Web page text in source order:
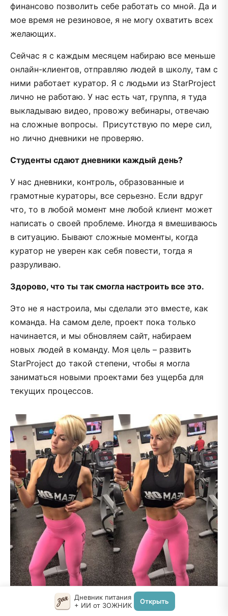
финансово позволить себе работать со мной. Да и
мое время не резиновое, я не могу охватить всех
желающих.
Сейчас я с каждым месяцем набираю все меньше
онлайн-клиентов, отправляю людей в школу, там с
ними работает куратор. Я с людьми из StarProject
лично не работаю. У нас есть чат, группа, я туда
выкладываю видео, провожу вебинары, отвечаю
на сложные вопросы. Присутствую по мере сил,
но лично дневники не проверяю.
Студенты сдают дневники каждый день?
У нас дневники, контроль, образованные и
грамотные кураторы, все серьезно. Если вдруг
что, то в любой момент мне любой клиент может
написать о своей проблеме. Иногда я вмешиваюсь
в ситуацию. Бывают сложные моменты, когда
куратор не уверен как себя повести, тогда я
разруливаю.
Здорово, что ты так смогла настроить все это.
Это не я настроила, мы сделали это вместе, как
команда. На самом деле, проект пока только
начинается, и мы обновляем сайт, набираем
новых людей в команду. Моя цель – развить
StarProject до такой степени, чтобы я могла
заниматься новыми проектами без ущерба для
текущих процессов.
Дневник питания
+ ИИ от ЗОЖНИК
Открыть